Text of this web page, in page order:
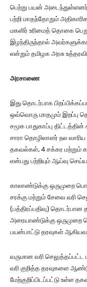
பெற்று பயன்
பற்றி மாதந்தோறும்
மகளிர் உரிமைத் தொகை
இழந்திருந்தால்
என்றும் தமிழக அரசு
அரசாணை
இது தொடர்பாக
ஒவ்வொரு மாதமும் இறப்பு
சமூக பாதுகாப்பு
சாரா தொழிலாளர் நல
தகவல்கள், 4 சக்கர மற்றும்
என்பது பற்றியும் ஆய்வு
காலாண்டுக்கு ஒருமுறை
சரக்கு மற்றும் சேவை வரி
(பத்திரப்பதிவு)
அரையாண்டுக்கு ஒருமுறை
பயன்பாட்டு தரவுகள்
வருமான வரி
வரி குறித்த தரவுகளை
மேற்குறிப்பிடப்பட்டு உள்ள